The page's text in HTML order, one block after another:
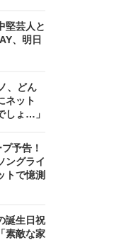
堅芸人と
、明日
、どん
ネット
しょ…」
予告！
ングライ
トで憶測
誕生日祝
素敵な家